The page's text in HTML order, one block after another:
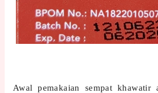
Awal pemakaian sempat khawatir